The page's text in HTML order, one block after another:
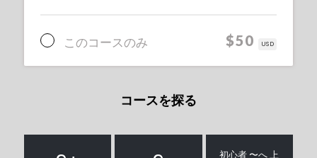
このコースのみ $50 USD
コースを探る
初心者 〜へ 上